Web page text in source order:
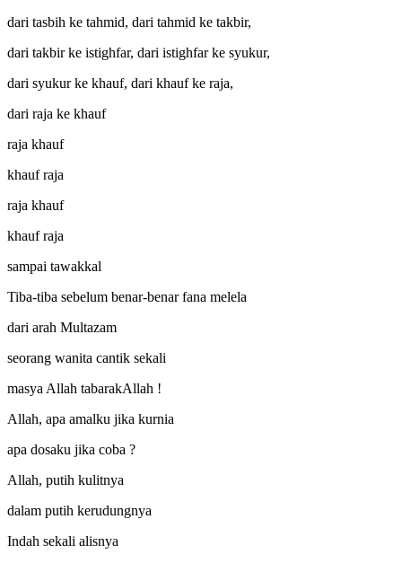
dari tasbih ke tahmid, dari tahmid ke takbir,
dari takbir ke istighfar, dari istighfar ke syukur,
dari syukur ke khauf, dari khauf ke raja,
dari raja ke khauf
raja khauf
khauf raja
raja khauf
khauf raja
sampai tawakkal
Tiba-tiba sebelum benar-benar fana melela
dari arah Multazam
seorang wanita cantik sekali
masya Allah tabarakAllah !
Allah, apa amalku jika kurnia
apa dosaku jika coba ?
Allah, putih kulitnya
dalam putih kerudungnya
Indah sekali alisnya